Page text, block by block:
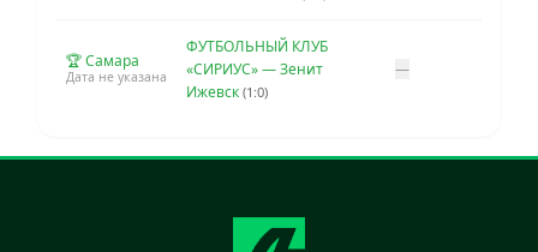
🏆 Самара
Дата не указана
ФУТБОЛЬНЫЙ КЛУБ
«СИРИУС» — Зенит
Ижевск (1:0)
—